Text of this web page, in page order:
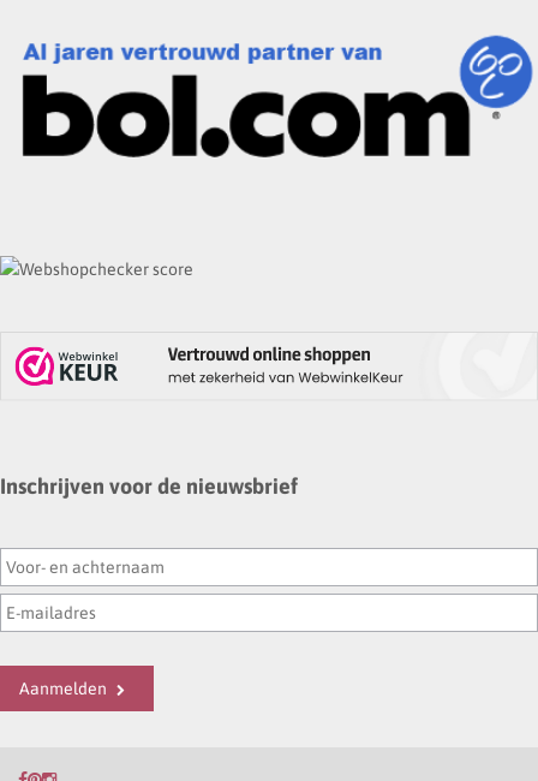
Inschrijven voor de nieuwsbrief
Aanmelden